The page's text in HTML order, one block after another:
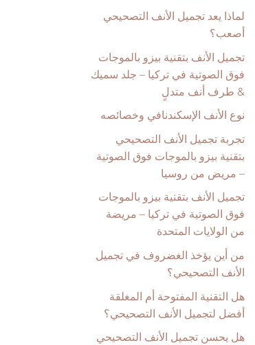
لماذا يعد تجميل الأنف التصحيحي
أصعب؟
تجميل الأنف بتقنية بيزو بالموجات
فوق الصوتية في تركيا – جلد سميك
& طرف أنف متدلٍ
نوع الأنف الإسكندنافي وخصائصه
تجربة تجميل الأنف التصحيحي
بتقنية بيزو بالموجات فوق الصوتية
– مريض من روسيا
تجميل الأنف بتقنية بيزو بالموجات
فوق الصوتية في تركيا – مريضة
من الولايات المتحدة
من أين يؤخذ الغضروف في تجميل
الأنف التصحيحي؟
هل التقنية المفتوحة أم المغلقة
أفضل لتجميل الأنف التصحيحي؟
هل يحسن تجميل الأنف التصحيحي